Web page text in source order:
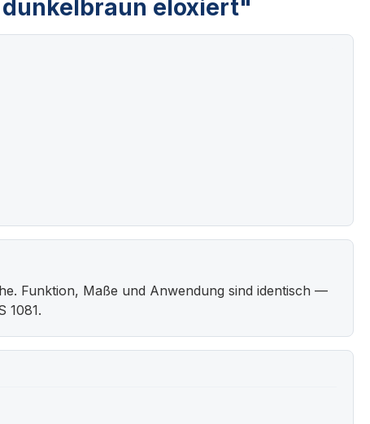
eloxiert"
Funktion, Maße und Anwendung sind identisch —
1081.